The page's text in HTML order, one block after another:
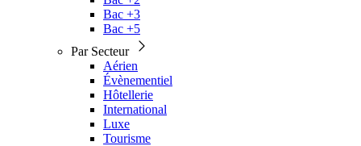
Bac +3
Bac +5
Par Secteur
Aérien
Évènementiel
Hôtellerie
International
Luxe
Tourisme